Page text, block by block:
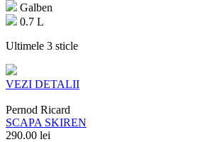
Galben
0.7 L
Ultimele 3 sticle
VEZI DETALII
Pernod Ricard
SCAPA SKIREN
290.00 lei